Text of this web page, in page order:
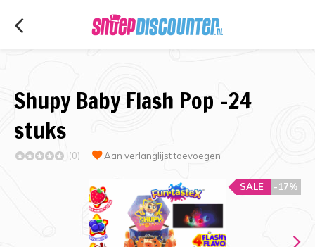
Shupy Baby Flash Pop -24
stuks
(0) Aan verlanglijst toevoegen
-17%
SALE